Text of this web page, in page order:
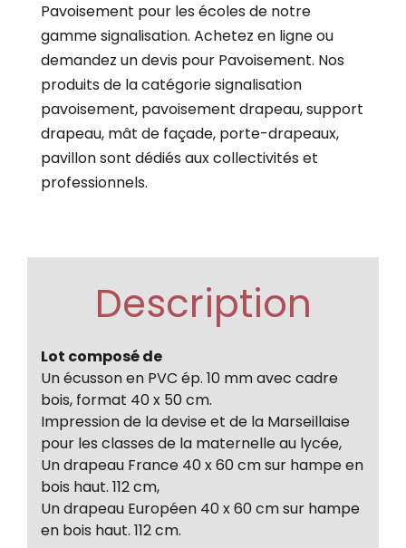
Pavoisement pour les écoles de notre
gamme signalisation. Achetez en ligne ou
demandez un devis pour Pavoisement. Nos
produits de la catégorie signalisation
pavoisement, pavoisement drapeau, support
drapeau, mât de façade, porte-drapeaux,
pavillon sont dédiés aux collectivités et
professionnels.
Description
Lot composé de
Un écusson en PVC ép. 10 mm avec cadre
bois, format 40 x 50 cm.
Impression de la devise et de la Marseillaise
pour les classes de la maternelle au lycée,
Un drapeau France 40 x 60 cm sur hampe en
bois haut. 112 cm,
Un drapeau Européen 40 x 60 cm sur hampe
en bois haut. 112 cm.